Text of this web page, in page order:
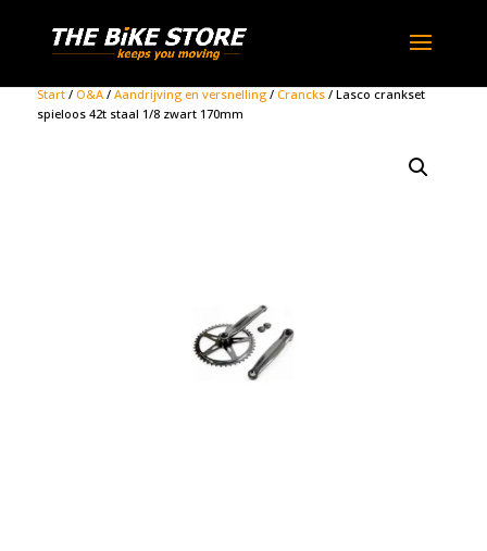
Start/ O&A/ Aandrijving en versnelling/ Crancks/ Lasco crankset
spieloos 42t staal 1/8 zwart 170mm